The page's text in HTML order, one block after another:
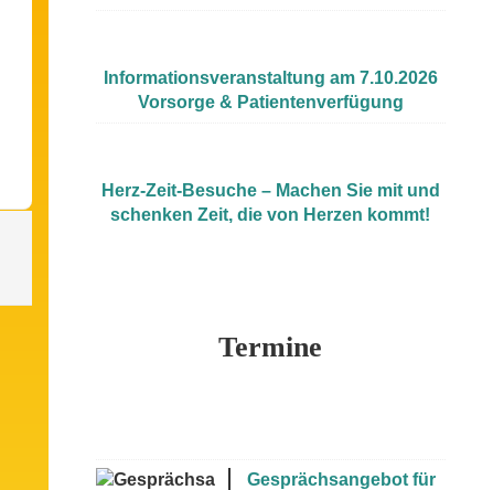
Informationsveranstaltung am 7.10.2026
Vorsorge & Patientenverfügung
Herz-Zeit-Besuche – Machen Sie mit und
schenken Zeit, die von Herzen kommt!
Termine
Gesprächsangebot für